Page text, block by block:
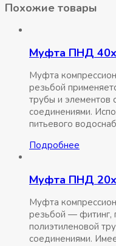
Похожие товары
Муфта ПНД
Муфта
резьбой
трубы и элементов
соединениями.
питьевого
Подробнее
Муфта ПНД
Муфта
резьбой — фитинг,
полиэтиленовой
соединениями.